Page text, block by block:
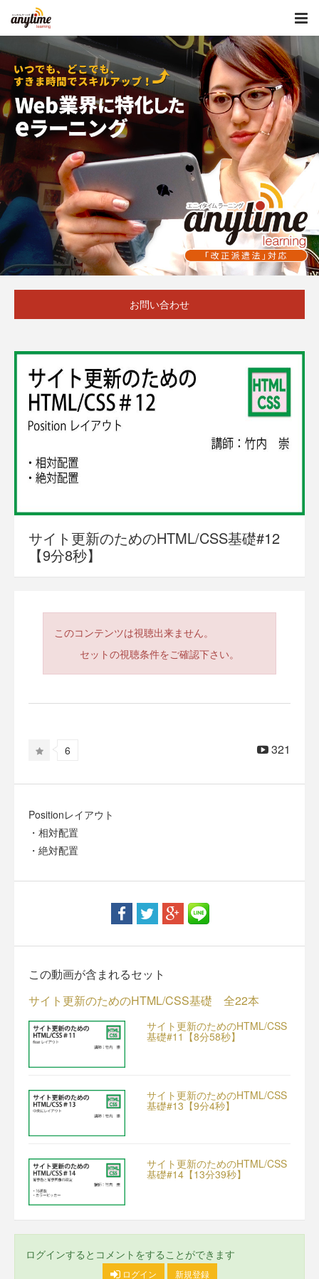
お問い合わせ
サイト更新のためのHTML/CSS基礎#12
【9分8秒】
このコンテンツは視聴出来ません。
セットの視聴条件をご確認下さい。
6 321
Positionレイアウト
・相対配置
・絶対配置
この動画が含まれるセット
サイト更新のためのHTML/CSS基礎 全22本
サイト更新のためのHTML/CSS
基礎#11【8分58秒】
サイト更新のためのHTML/CSS
基礎#13【9分4秒】
サイト更新のためのHTML/CSS
基礎#14【13分39秒】
ログインするとコメントをすることができます
ログイン 新規登録